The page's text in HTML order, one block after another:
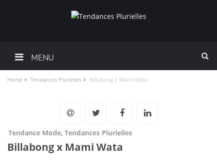
MENU
Home Tendances Plurielles Billabong x Mami Wata
Tendance Mode, Tendances Plurielles
Billabong x Mami Wata